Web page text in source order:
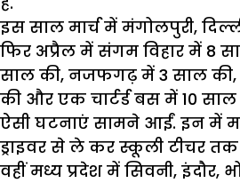
इस साल मार्च में मंगोलपुरी,
फिर अप्रैल में संगम विहार में 8
साल की, नजफगढ़ में 3 साल की,
की और एक चार्टर्ड बस में 10
ऐसी घटनाएं सामने आईं. इन में
ड्राइवर से ले कर स्कूली टीचर
वहीं मध्य प्रदेश में सिवनी,